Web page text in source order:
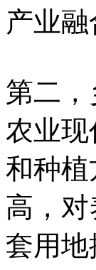
产业
第二
农业
和种
高，
套用地